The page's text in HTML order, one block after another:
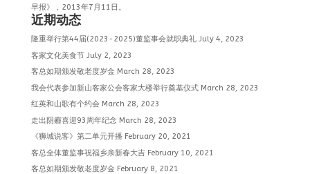
早报》，2013年7月11日。
近期动态
隆重举行第44届(2023-2025)董监事会就职典礼 July 4, 2023
客家文化美食节 July 2, 2023
客总如期颁发敬老度岁金 March 28, 2023
我会代表参加新山客家公会客家大楼举行奠基仪式 March 28, 2023
红英和山歌有个约会 March 28, 2023
走出阴霾喜迎93周年纪念 March 28, 2023
《狮城说客》第二单元开播 February 20, 2021
客总全体董监事祝福乡亲新春大吉 February 10, 2021
客总如期颁发敬老度岁金 February 8, 2021